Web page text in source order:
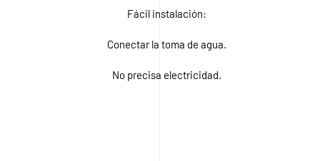
Fácil instalación:
Conectar la toma de agua.
No precisa electricidad.